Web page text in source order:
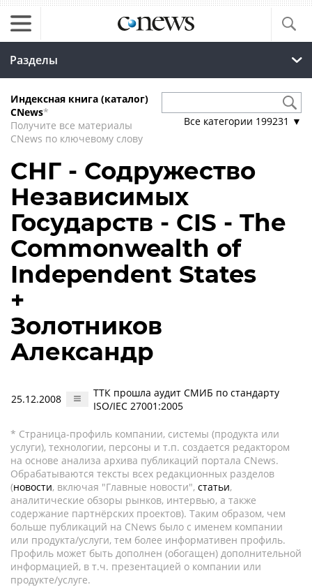
Разделы
Индексная книга (каталог)
CNews*
Получите все материалы
CNews по ключевому слову
Все категории 199231 ▼
СНГ - Содружество
Независимых
Государств - CIS - The
Commonwealth of
Independent States
+
Золотников
Александр
25.12.2008
ТТК прошла аудит СМИБ по стандарту
ISO/IEC 27001:2005
* Страница-профиль компании, системы (продукта или
услуги), технологии, персоны и т.п. создается редактором
на основе анализа архива публикаций портала CNews.
Обрабатываются тексты всех редакционных разделов
(новости, включая "Главные новости", статьи,
аналитические обзоры рынков, интервью, а также
содержание партнёрских проектов). Таким образом, чем
больше публикаций на CNews было с именем компании
или продукта/услуги, тем более информативен профиль.
Профиль может быть дополнен (обогащен) дополнительной
информацией, в т.ч. презентацией о компании или
продукте/услуге.